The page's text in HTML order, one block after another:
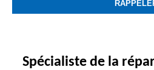
Spécialiste de la